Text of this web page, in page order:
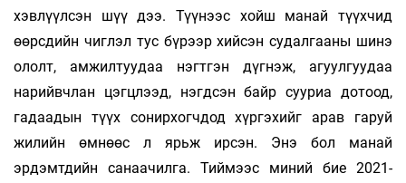
хэвлүүлсэн шүү дээ. Түүнээс хойш манай түүхчид
өөрсдийн чиглэл тус бүрээр хийсэн судалгааны шинэ
ололт, амжилтуудаа нэгтгэн дүгнэж, агуулгуудаа
нарийвчлан цэгцлээд, нэгдсэн байр сууриа дотоод,
гадаадын түүх сонирхогчдод хүргэхийг арав гаруй
жилийн өмнөөс л ярьж ирсэн. Энэ бол манай
эрдэмтдийн санаачилга. Тиймээс миний бие 2021-